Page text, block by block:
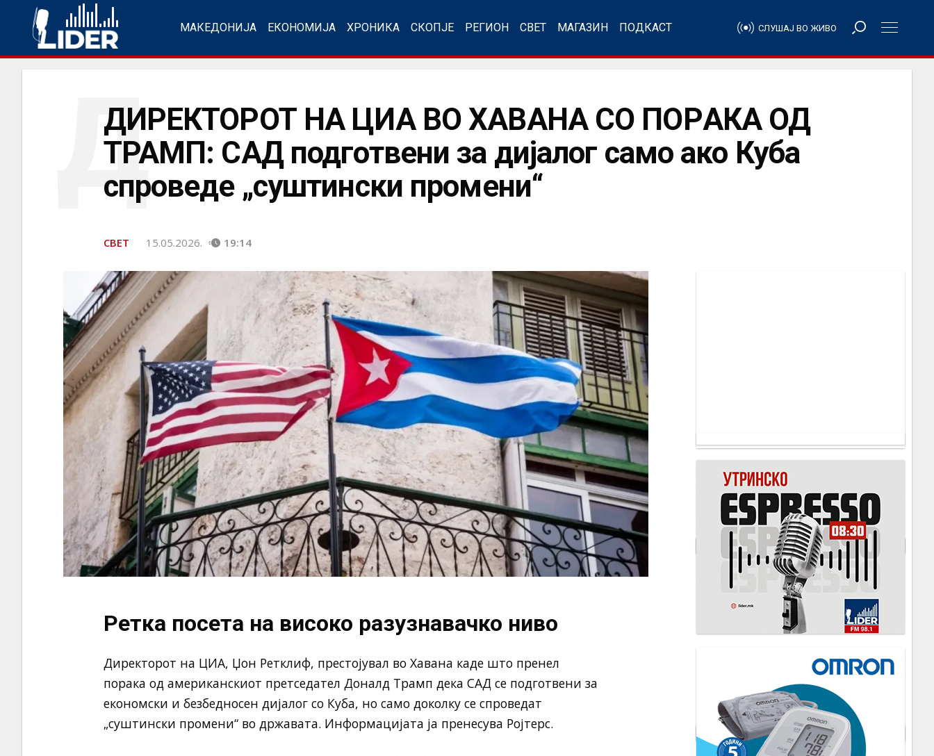
МАКЕДОНИЈА ЕКОНОМИЈА ХРОНИКА СКОПЈЕ РЕГИОН СВЕТ МАГАЗИН ПОДКАСТ СЛУШАЈ ВО ЖИВО
ДИРЕКТОРОТ НА ЦИА ВО ХАВАНА СО ПОРAКА ОД
ТРАМП: САД подготвени за дијалог само ако Куба
спроведе „суштински промени“
Д
СВЕТ 15.05.2026. 19:14
Ретка посета на високо разузнавачко ниво
Директорот на ЦИА, Џон Ретклиф, престојувал во Хавана каде што пренел
порака од американскиот претседател Доналд Трамп дека САД се подготвени за
економски и безбедносен дијалог со Куба, но само доколку се спроведат
„суштински промени“ во државата. Информацијата ја пренесува Ројтерс.